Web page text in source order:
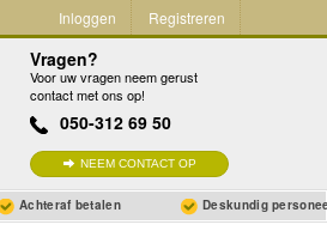
Inloggen Registreren
Vragen?
Voor uw vragen neem gerust
contact met ons op!
050-312 69 50
NEEM CONTACT OP
Achteraf betalen Deskundig